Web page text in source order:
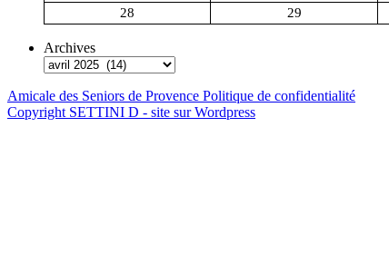
28
29
Archives
Amicale des Seniors de Provence Politique de confidentialité
Copyright SETTINI D - site sur Wordpress